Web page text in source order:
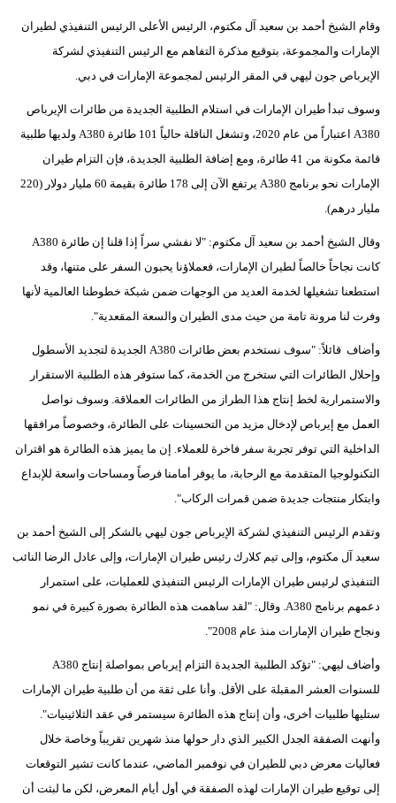
وقام الشيخ أحمد بن سعيد آل مكتوم، الرئيس الأعلى الرئيس التنفيذي لطيران
الإمارات والمجموعة، بتوقيع مذكرة التفاهم مع الرئيس التنفيذي لشركة
الإيرباص جون ليهي في المقر الرئيس لمجموعة الإمارات في دبي.
وسوف تبدأ طيران الإمارات في استلام الطلبية الجديدة من طائرات الإيرباص
A380 اعتباراً من عام 2020، وتشغل الناقلة حالياً 101 طائرة A380 ولديها طلبية
قائمة مكونة من 41 طائرة، ومع إضافة الطلبية الجديدة، فإن التزام طيران
الإمارات نحو برنامج A380 يرتفع الآن إلى 178 طائرة بقيمة 60 مليار دولار (220
مليار درهم).
وقال الشيخ أحمد بن سعيد آل مكتوم: "لا نفشي سراً إذا قلنا إن طائرة A380
كانت نجاحاً خالصاً لطيران الإمارات، فعملاؤنا يحبون السفر على متنها، وقد
استطعنا تشغيلها لخدمة العديد من الوجهات ضمن شبكة خطوطنا العالمية لأنها
وفرت لنا مرونة تامة من حيث مدى الطيران والسعة المقعدية".
وأضاف قائلاً: "سوف نستخدم بعض طائرات A380 الجديدة لتجديد الأسطول
وإحلال الطائرات التي ستخرج من الخدمة، كما ستوفر هذه الطلبية الاستقرار
والاستمرارية لخط إنتاج هذا الطراز من الطائرات العملاقة. وسوف نواصل
العمل مع إيرباص لإدخال مزيد من التحسينات على الطائرة، وخصوصاً مرافقها
الداخلية التي توفر تجربة سفر فاخرة للعملاء. إن ما يميز هذه الطائرة هو اقتران
التكنولوجيا المتقدمة مع الرحابة، ما يوفر أمامنا فرصاً ومساحات واسعة للإبداع
وابتكار منتجات جديدة ضمن قمرات الركاب".
وتقدم الرئيس التنفيذي لشركة الإيرباص جون ليهي بالشكر إلى الشيخ أحمد بن
سعيد آل مكتوم، وإلى تيم كلارك رئيس طيران الإمارات، وإلى عادل الرضا النائب
التنفيذي لرئيس طيران الإمارات الرئيس التنفيذي للعمليات، على استمرار
دعمهم برنامج A380. وقال: "لقد ساهمت هذه الطائرة بصورة كبيرة في نمو
ونجاح طيران الإمارات منذ عام 2008".
وأضاف ليهي: "تؤكد الطلبية الجديدة التزام إيرباص بمواصلة إنتاج A380
للسنوات العشر المقبلة على الأقل. وأنا على ثقة من أن طلبية طيران الإمارات
ستليها طلبيات أخرى، وأن إنتاج هذه الطائرة سيستمر في عقد الثلاثينيات".
وأنهت الصفقة الجدل الكبير الذي دار حولها منذ شهرين تقريباً وخاصة خلال
فعاليات معرض دبي للطيران في نوفمبر الماضي، عندما كانت تشير التوقعات
إلى توقيع طيران الإمارات لهذه الصفقة في أول أيام المعرض، لكن ما لبثت أن